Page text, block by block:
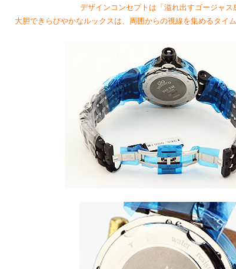
デザインコンセプトは「溢れ出すゴージャス
大胆できらびやかなルックスは、周囲からの視線を集めるタイ